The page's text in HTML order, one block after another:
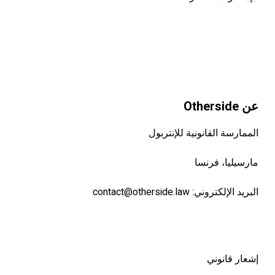
عن Otherside
الممارسة القانونية للإنتربول
مارسيليا، فرنسا
البريد الإلكتروني:contact@otherside.law
إشعار قانوني